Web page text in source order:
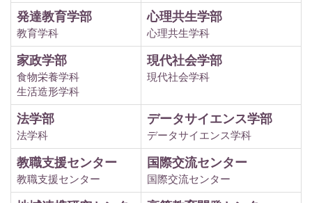
発達教育学部
教育学科
心理共生学部
心理共生学科
家政学部
食物栄養学科
生活造形学科
現代社会学部
現代社会学科
法学部
法学科
データサイエンス学部
データサイエンス学科
教職支援センター
教職支援センター
国際交流センター
国際交流センター